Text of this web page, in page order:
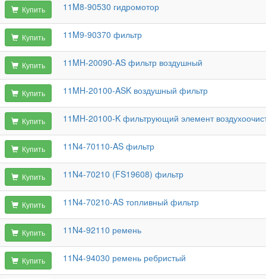
Купить 11M8-90530 гидромотор
Купить 11M9-90370 фильтр
Купить 11MH-20090-AS фильтр воздушный
Купить 11MH-20100-ASK воздушный фильтр
Купить 11MH-20100-K фильтрующий элемент
Купить 11N4-70110-AS фильтр
Купить 11N4-70210 (FS19608) фильтр
Купить 11N4-70210-AS топливный фильтр
Купить 11N4-92110 ремень
Купить 11N4-94030 ремень ребристый